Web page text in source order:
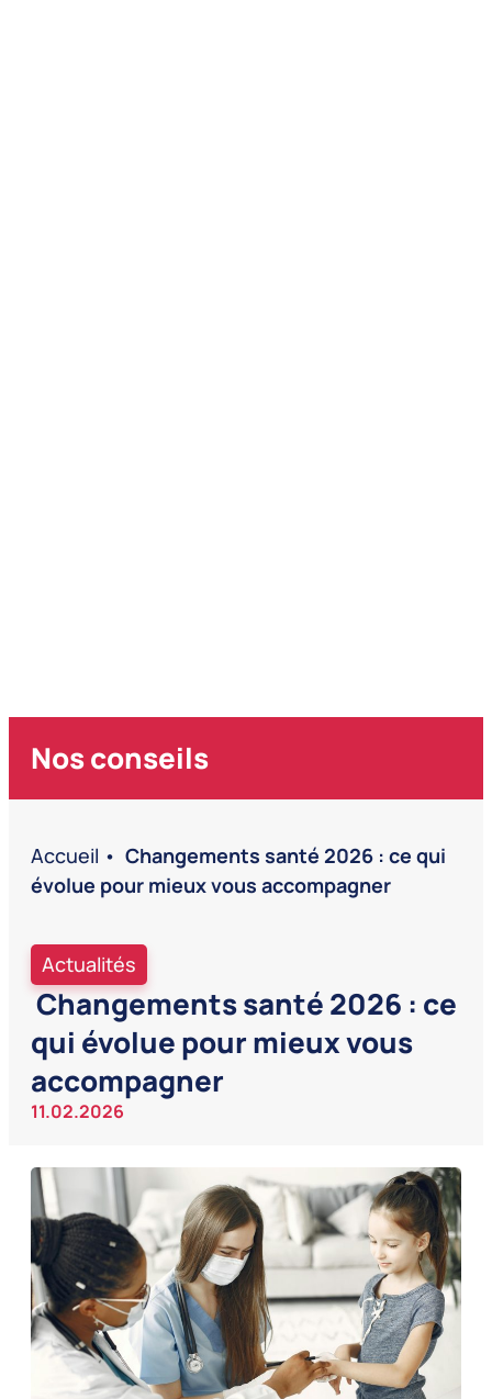
Nos conseils
Accueil • Changements santé 2026 : ce qui
évolue pour mieux vous accompagner
Actualités
Changements santé 2026 : ce
qui évolue pour mieux vous
accompagner
11.02.2026